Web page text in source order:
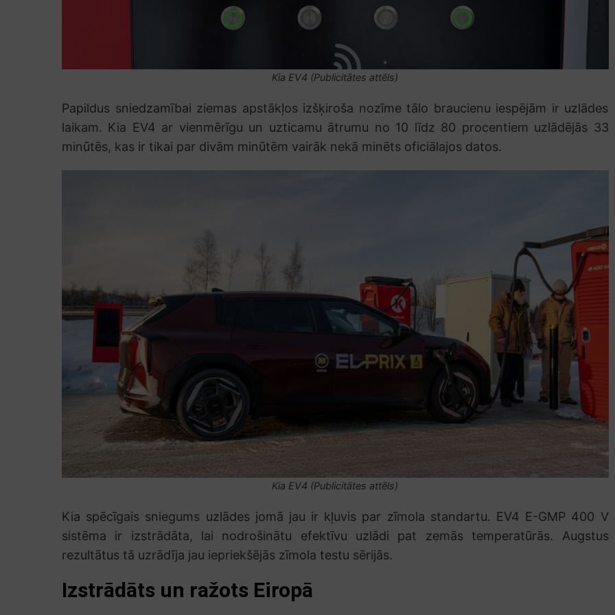
Kia EV4 (Publicitātes attēls)
Papildus sniedzamībai ziemas apstākļos izšķiroša nozīme tālo braucienu iespējām ir uzlādes
laikam. Kia EV4 ar vienmērīgu un uzticamu ātrumu no 10 līdz 80 procentiem uzlādējās 33
minūtēs, kas ir tikai par divām minūtēm vairāk nekā minēts oficiālajos datos.
Kia EV4 (Publicitātes attēls)
Kia spēcīgais sniegums uzlādes jomā jau ir kļuvis par zīmola standartu. EV4 E-GMP 400 V
sistēma ir izstrādāta, lai nodrošinātu efektīvu uzlādi pat zemās temperatūrās. Augstus
rezultātus tā uzrādīja jau iepriekšējās zīmola testu sērijās.
Izstrādāts un ražots Eiropā